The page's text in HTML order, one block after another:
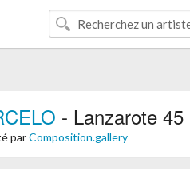
- Lanzarote 45
parComposition.gallery